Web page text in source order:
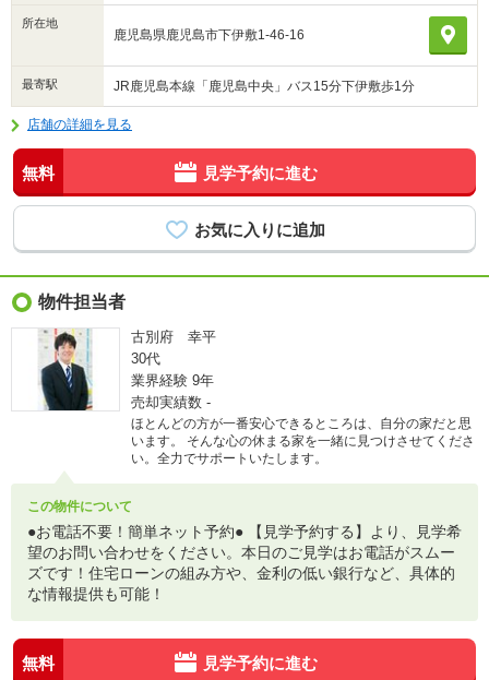
所在地
鹿児島県鹿児島市下伊敷1-46-16
最寄駅 JR鹿児島本線「鹿児島中央」バス15分下伊敷歩1分
店舗の詳細を見る
無料 見学予約に進む
物件担当者
古別府 幸平
30代
業界経験 9年
売却実績数 -
ほとんどの方が一番安心できるところは、自分の家だと思
います。 そんな心の休まる家を一緒に見つけさせてくださ
い。全力でサポートいたします。
この物件について
●お電話不要！簡単ネット予約● 【見学予約する】より、見学希
望のお問い合わせをください。本日のご見学はお電話がスムー
ズです！住宅ローンの組み方や、金利の低い銀行など、具体的
な情報提供も可能！
無料 見学予約に進む